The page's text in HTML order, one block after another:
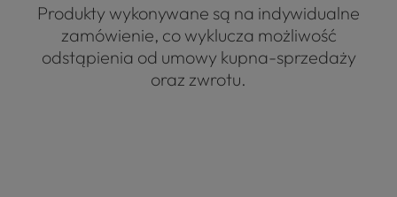
Produkty wykonywane są na indywidualne
zamówienie, co wyklucza możliwość
odstąpienia od umowy kupna-sprzedaży
oraz zwrotu.